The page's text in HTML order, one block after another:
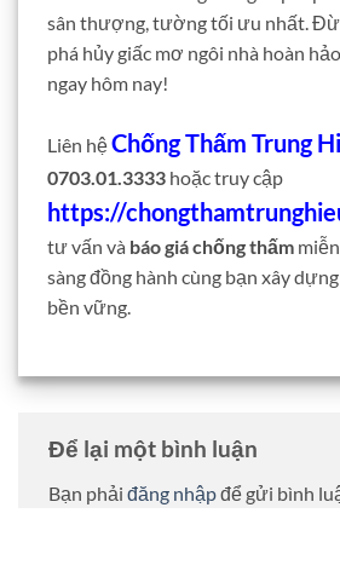
sân thượng, tường tối ưu nhất.
phá hủy giấc mơ ngôi nhà hoàn
ngay hôm nay!
Liên hệChống Thấm Trung
0703.01.3333 hoặc truy cập
https://
tư vấn và báo giá chống thấm
sàng đồng hành cùng bạn xây
bền vững.
Để lại một bình luận
Bạn phải đăng nhậpđể gửi bình